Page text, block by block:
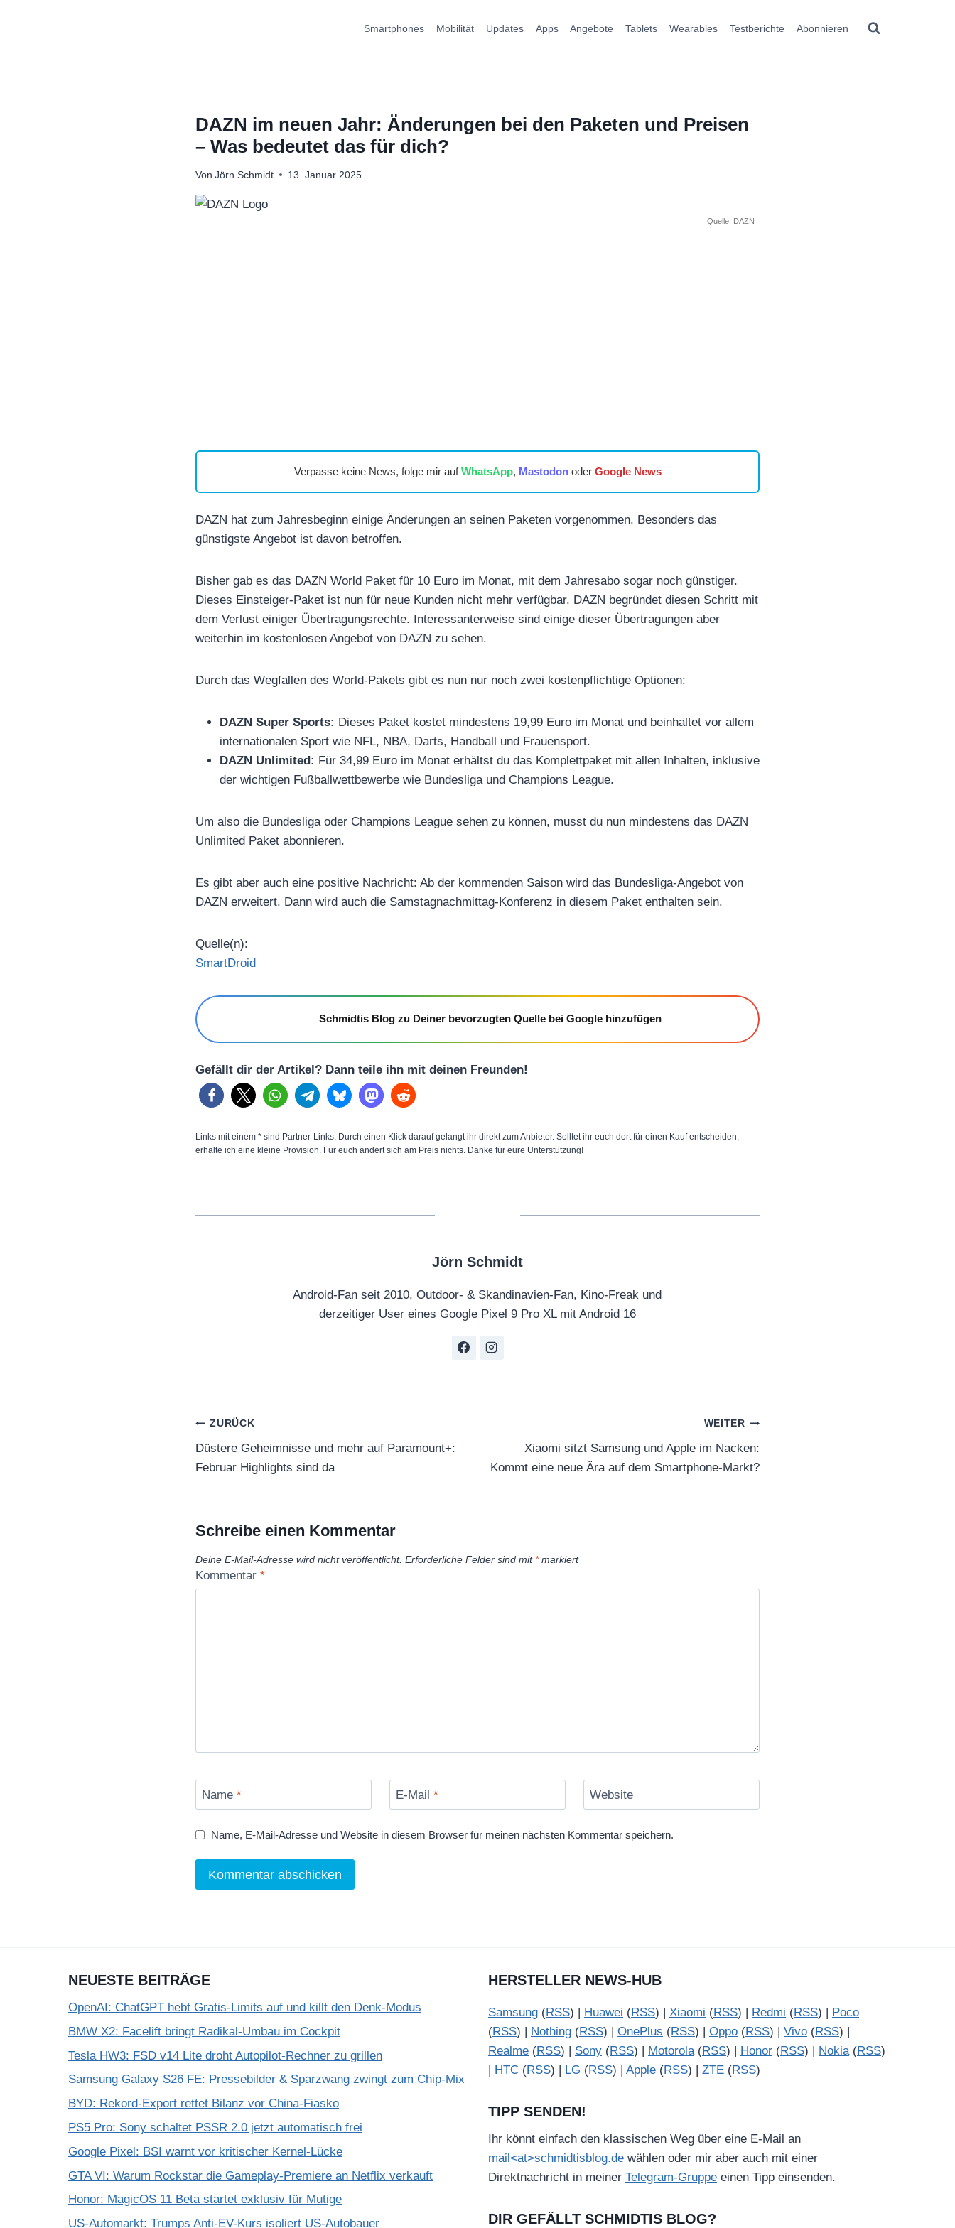
Smartphones Mobilität Updates Apps Angebote Tablets Wearables Testberichte Abonnieren
DAZN im neuen Jahr: Änderungen bei den Paketen und Preisen
– Was bedeutet das für dich?
Von Jörn Schmidt 13. Januar 2025
Quelle: DAZN
Verpasse keine News, folge mir aufWhatsApp, Mastodonoder Google News
DAZN hat zum Jahresbeginn einige Änderungen an seinen Paketen vorgenommen. Besonders das
günstigste Angebot ist davon betroffen.
Bisher gab es das DAZN World Paket für 10 Euro im Monat, mit dem Jahresabo sogar noch günstiger.
Dieses Einsteiger-Paket ist nun für neue Kunden nicht mehr verfügbar. DAZN begründet diesen Schritt mit
dem Verlust einiger Übertragungsrechte. Interessanterweise sind einige dieser Übertragungen aber
weiterhin im kostenlosen Angebot von DAZN zu sehen.
Durch das Wegfallen des World-Pakets gibt es nun nur noch zwei kostenpflichtige Optionen:
DAZN Super Sports: Dieses Paket kostet mindestens 19,99 Euro im Monat und beinhaltet vor allem
internationalen Sport wie NFL, NBA, Darts, Handball und Frauensport.
DAZN Unlimited: Für 34,99 Euro im Monat erhältst du das Komplettpaket mit allen Inhalten, inklusive
der wichtigen Fußballwettbewerbe wie Bundesliga und Champions League.
Um also die Bundesliga oder Champions League sehen zu können, musst du nun mindestens das DAZN
Unlimited Paket abonnieren.
Es gibt aber auch eine positive Nachricht: Ab der kommenden Saison wird das Bundesliga-Angebot von
DAZN erweitert. Dann wird auch die Samstagnachmittag-Konferenz in diesem Paket enthalten sein.
Quelle(n):
SmartDroid
Schmidtis Blog zu Deiner bevorzugten Quelle bei Google hinzufügen
Gefällt dir der Artikel? Dann teile ihn mit deinen Freunden!
Links mit einem * sind Partner-Links. Durch einen Klick darauf gelangt ihr direkt zum Anbieter. Solltet ihr euch dort für einen Kauf entscheiden,
erhalte ich eine kleine Provision. Für euch ändert sich am Preis nichts. Danke für eure Unterstützung!
Jörn Schmidt
Android-Fan seit 2010, Outdoor- & Skandinavien-Fan, Kino-Freak und
derzeitiger User eines Google Pixel 9 Pro XL mit Android 16
Beitragsnavigation
ZURÜCK
Düstere Geheimnisse und mehr auf Paramount+:
Februar Highlights sind da
WEITER
Xiaomi sitzt Samsung und Apple im Nacken:
Kommt eine neue Ära auf dem Smartphone-Markt?
Schreibe einen Kommentar
Deine E-Mail-Adresse wird nicht veröffentlicht. Erforderliche Felder sind mit *markiert
Kommentar *
Name * E-Mail * Website
Name, E-Mail-Adresse und Website in diesem Browser für meinen nächsten Kommentar speichern.
NEUESTE BEITRÄGE
OpenAI: ChatGPT hebt Gratis-Limits auf und killt den Denk-Modus
BMW X2: Facelift bringt Radikal-Umbau im Cockpit
Tesla HW3: FSD v14 Lite droht Autopilot-Rechner zu grillen
Samsung Galaxy S26 FE: Pressebilder & Sparzwang zwingt zum Chip-Mix
BYD: Rekord-Export rettet Bilanz vor China-Fiasko
PS5 Pro: Sony schaltet PSSR 2.0 jetzt automatisch frei
Google Pixel: BSI warnt vor kritischer Kernel-Lücke
GTA VI: Warum Rockstar die Gameplay-Premiere an Netflix verkauft
Honor: MagicOS 11 Beta startet exklusiv für Mutige
US-Automarkt: Trumps Anti-EV-Kurs isoliert US-Autobauer
HERSTELLER NEWS-HUB
Samsung (RSS) | Huawei (RSS) | Xiaomi (RSS) | Redmi (RSS) | Poco
(RSS) | Nothing (RSS) | OnePlus (RSS) | Oppo (RSS) | Vivo (RSS) |
Realme (RSS) | Sony (RSS) | Motorola(RSS) | Honor (RSS) | Nokia(RSS)
| HTC (RSS) | LG (RSS) | Apple (RSS) | ZTE (RSS)
TIPP SENDEN!
Ihr könnt einfach den klassischen Weg über eine E-Mail an
mail<at>schmidtisblog.de wählen oder mir aber auch mit einer
Direktnachricht in meiner Telegram-Gruppe einen Tipp einsenden.
DIR GEFÄLLT SCHMIDTIS BLOG?